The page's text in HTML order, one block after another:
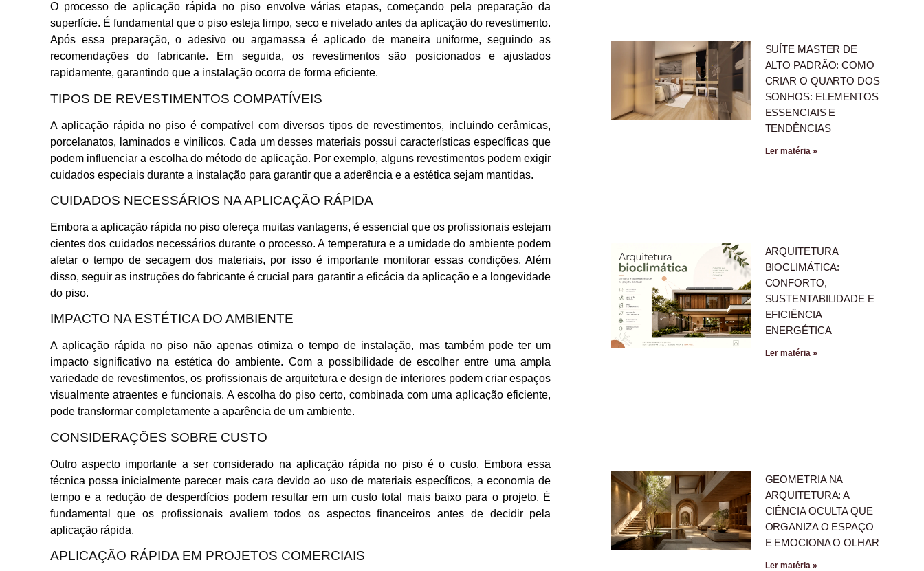
O processo de aplicação rápida no piso envolve várias etapas, começando pela preparação da
superfície. É fundamental que o piso esteja limpo, seco e nivelado antes da aplicação do revestimento.
Após essa preparação, o adesivo ou argamassa é aplicado de maneira uniforme, seguindo as
recomendações do fabricante. Em seguida, os revestimentos são posicionados e ajustados
rapidamente, garantindo que a instalação ocorra de forma eficiente.
TIPOS DE REVESTIMENTOS COMPATÍVEIS
A aplicação rápida no piso é compatível com diversos tipos de revestimentos, incluindo cerâmicas,
porcelanatos, laminados e vinílicos. Cada um desses materiais possui características específicas que
podem influenciar a escolha do método de aplicação. Por exemplo, alguns revestimentos podem exigir
cuidados especiais durante a instalação para garantir que a aderência e a estética sejam mantidas.
CUIDADOS NECESSÁRIOS NA APLICAÇÃO RÁPIDA
Embora a aplicação rápida no piso ofereça muitas vantagens, é essencial que os profissionais estejam
cientes dos cuidados necessários durante o processo. A temperatura e a umidade do ambiente podem
afetar o tempo de secagem dos materiais, por isso é importante monitorar essas condições. Além
disso, seguir as instruções do fabricante é crucial para garantir a eficácia da aplicação e a longevidade
do piso.
IMPACTO NA ESTÉTICA DO AMBIENTE
A aplicação rápida no piso não apenas otimiza o tempo de instalação, mas também pode ter um
impacto significativo na estética do ambiente. Com a possibilidade de escolher entre uma ampla
variedade de revestimentos, os profissionais de arquitetura e design de interiores podem criar espaços
visualmente atraentes e funcionais. A escolha do piso certo, combinada com uma aplicação eficiente,
pode transformar completamente a aparência de um ambiente.
CONSIDERAÇÕES SOBRE CUSTO
Outro aspecto importante a ser considerado na aplicação rápida no piso é o custo. Embora essa
técnica possa inicialmente parecer mais cara devido ao uso de materiais específicos, a economia de
tempo e a redução de desperdícios podem resultar em um custo total mais baixo para o projeto. É
fundamental que os profissionais avaliem todos os aspectos financeiros antes de decidir pela
aplicação rápida.
APLICAÇÃO RÁPIDA EM PROJETOS COMERCIAIS
SUÍTE MASTER DE
ALTO PADRÃO: COMO
CRIAR O QUARTO DOS
SONHOS: ELEMENTOS
ESSENCIAIS E
TENDÊNCIAS
Ler matéria »
ARQUITETURA
BIOCLIMÁTICA:
CONFORTO,
SUSTENTABILIDADE E
EFICIÊNCIA
ENERGÉTICA
Ler matéria »
GEOMETRIA NA
ARQUITETURA: A
CIÊNCIA OCULTA QUE
ORGANIZA O ESPAÇO
E EMOCIONA O OLHAR
Ler matéria »